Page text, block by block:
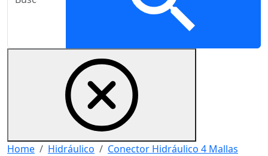
Home Hidráulico
Conector Hidráulico 4 Mallas